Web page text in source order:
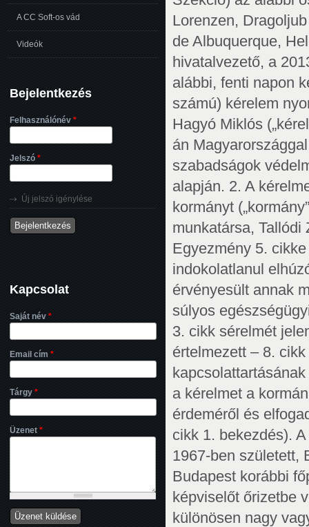
A CC Soft-os vád
Videók
Bejelentkezés
Felhasználónév *
Jelszó *
Új jelszó igénylése
Kapcsolat
Saját név *
Email cím *
Tárgy *
Üzenet *